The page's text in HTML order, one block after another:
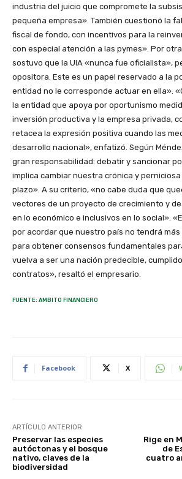
industria del juicio que compromete la
pequeña empresa». También cuestionó la
fiscal de fondo, con incentivos para la
con especial atención a las pymes». Por
sostuvo que la UIA «nunca fue oficialista»,
opositora. Este es un papel reservado a la
entidad no le corresponde actuar en ella».
la entidad que apoya por oportunismo
inversión productiva y la empresa privada,
retacea la expresión positiva cuando las
desarrollo nacional», enfatizó. Según
gran responsabilidad: debatir y sancionar
implica cambiar nuestra crónica y
plazo». A su criterio, «no cabe duda que
vectores de un proyecto de crecimiento y
en lo económico e inclusivos en lo social».
por acordar que nuestro país no tendrá
para obtener consensos fundamentales
vuelva a ser una nación predecible,
contratos», resaltó el empresario.
FUENTE: AMBITO FINANCIERO
Facebook X
ARTÍCULO ANTERIOR
Preservar las especies
autóctonas y el bosque
nativo, claves de la
biodiversidad
Rige en
de
cuatro